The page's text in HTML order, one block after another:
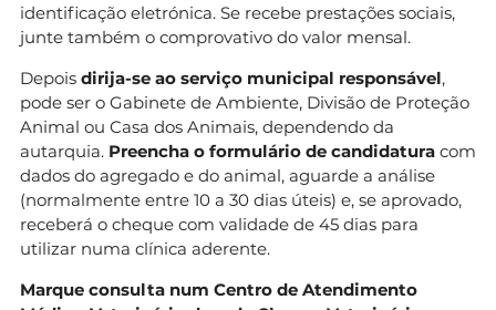
identificação eletrónica. Se recebe prestações sociais,
junte também o comprovativo do valor mensal.
Depois dirija-se ao serviço municipal responsável,
pode ser o Gabinete de Ambiente, Divisão de Proteção
Animal ou Casa dos Animais, dependendo da
autarquia. Preencha o formulário de candidatura com
dados do agregado e do animal, aguarde a análise
(normalmente entre 10 a 30 dias úteis) e, se aprovado,
receberá o cheque com validade de 45 dias para
utilizar numa clínica aderente.
Marque consulta num Centro de Atendimento